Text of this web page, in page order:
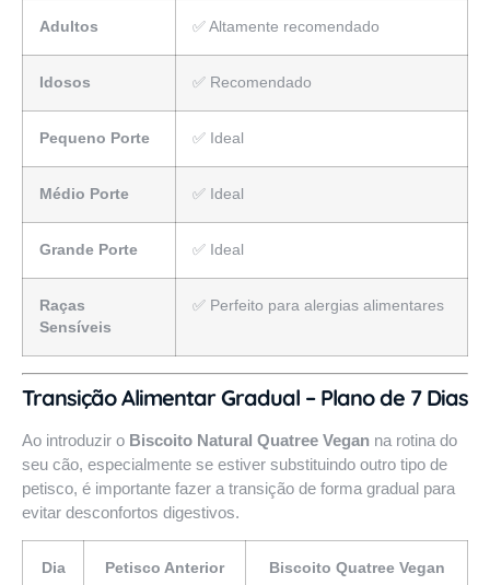
Adultos ✅ Altamente recomendado
Idosos ✅ Recomendado
Pequeno Porte ✅ Ideal
Médio Porte ✅ Ideal
Grande Porte ✅ Ideal
Raças
Sensíveis
✅ Perfeito para alergias alimentares
Transição Alimentar Gradual – Plano de 7 Dias
Ao introduzir o Biscoito Natural Quatree Vegan na rotina do
seu cão, especialmente se estiver substituindo outro tipo de
petisco, é importante fazer a transição de forma gradual para
evitar desconfortos digestivos.
Dia Petisco Anterior Biscoito Quatree Vegan